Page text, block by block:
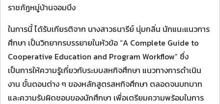
ราชภัฏหมู่บ้านจอมบึง
ในการนี้ ได้รับเกียรติจาก นางสาวธนารีย์ นุ่มกลิ่น นักแนะแนวการ
ศึกษา เป็นวิทยากรบรรยายในหัวข้อ “A Complete Guide to
Cooperative Education and Program Workflow” ซึ่ง
เป็นการให้ความรู้เกี่ยวกับระบบสหกิจศึกษา แนวทางการดำเนิน
งาน ขั้นตอนต่าง ๆ ของหลักสูตรสหกิจศึกษา ตลอดจนบทบาท
และความรับผิดชอบของนักศึกษา เพื่อเตรียมความพร้อมในการ